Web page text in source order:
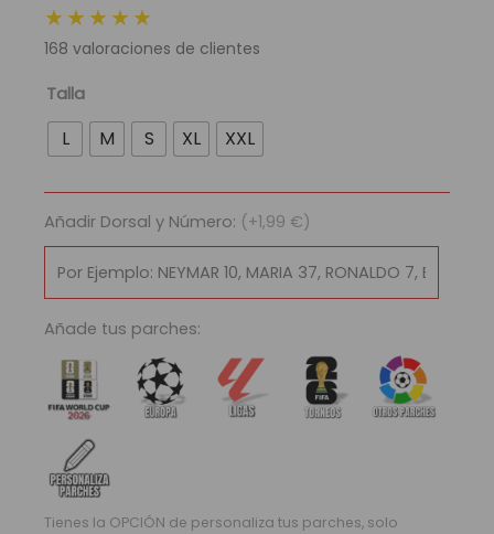
original
era:
es:
★★★★★
168 valoraciones de clientes
Talla
L M S XL XXL
Añadir Dorsal y Número: (+1,99 €)
Añade tus parches:
Tienes la OPCIÓN de personaliza tus parches, solo
Camiseta
Retro
Real
2016/17
cantidad